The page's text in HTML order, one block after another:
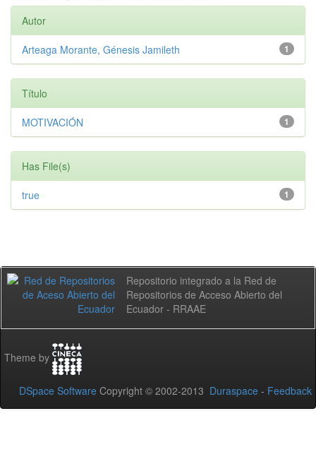
Autor
1
Arteaga Morante, Génesis Jamileth
Título
1
MOTIVACIÓN
Has File(s)
1
true
Repositorio integrado a la Red de
Repositorios de Acceso Abierto del
Ecuador - RRAAE
Theme by
DSpace Software Copyright © 2002-2013 Duraspace - Feedback